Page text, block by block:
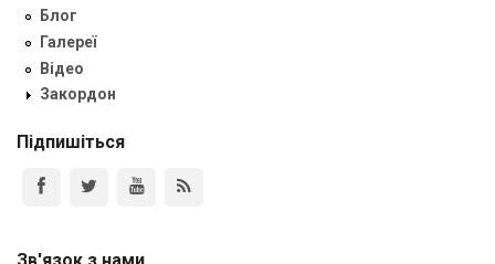
Блог
Галереї
Відео
Закордон
Підпишіться